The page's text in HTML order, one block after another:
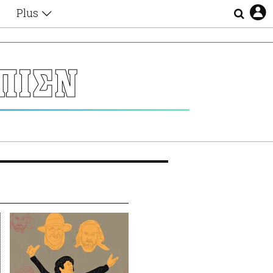
Plus
Αφιερώματα
Ζώδια
Lgbtqi+